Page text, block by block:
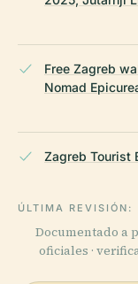
Free Zagreb
Nomad
Zagreb Tourist
ÚLTIMA REVISIÓN:
Documentado a
oficiales ·